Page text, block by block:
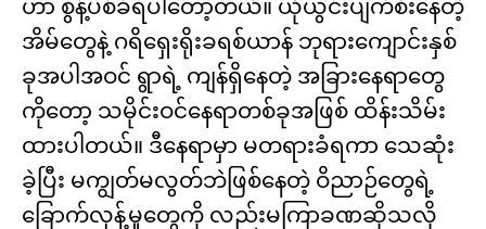
ဟာ စွန့်ပစ်ခံရပါတော့တယ်။ ယိုယွင်းပျက်စီးနေတဲ့
အိမ်တွေနဲ့ ဂရိရှေးရိုးခရစ်ယာန် ဘုရားကျောင်းနှစ်
ခုအပါအဝင် ရွာရဲ့ ကျန်ရှိနေတဲ့ အခြားနေရာတွေ
ကိုတော့ သမိုင်းဝင်နေရာတစ်ခုအဖြစ် ထိန်းသိမ်း
ထားပါတယ်။ ဒီနေရာမှာ မတရားခံရကာ သေဆုံး
ခဲ့ပြီး မကျွတ်မလွတ်ဘဲဖြစ်နေတဲ့ ဝိညာဉ်တွေရဲ့
ခြောက်လှန့်မှုတွေကို လည်းမကြာခဏဆိုသလို